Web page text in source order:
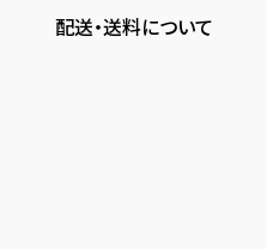
配送・送料について